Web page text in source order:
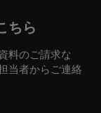
ちら
料のご請求な
当者からご連絡